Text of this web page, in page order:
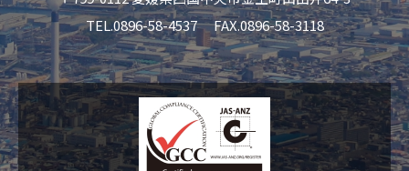
TEL.0896-58-4537FAX.0896-58-3118